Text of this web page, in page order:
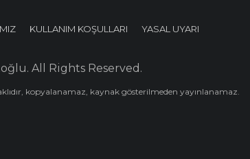
KULLANIM KOŞULLARI YASAL UYARI
All Rights Reserved.
kopyalanamaz, kaynak gösterilmeden yayınlanamaz.